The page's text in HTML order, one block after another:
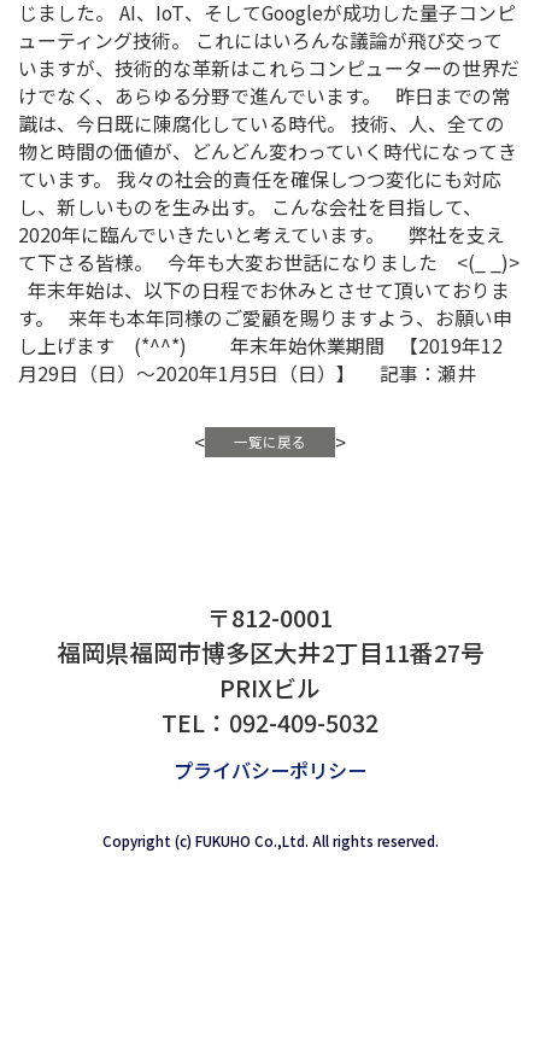
者の方が、今も不便な毎日を過ごされて
す。 私たちが被災者の方に直接出来るこ
が、会社を健全に運営し続けることもま
ることだと思っています。 災害に見舞わ
も早く元の暮らしに近付くことを願うば
た、平成から令和へ年号が変わり、新し
じました。 AI、IoT、そしてGoogleが成
ューティング技術。 これにはいろんな議
いますが、技術的な革新はこれらコンピ
けでなく、あらゆる分野で進んでいます
物と時間の価値が、どんどん変わってい
年末年始は、以下の日程でお休みとさせ
す。 来年も本年同様のご愛顧を賜ります
し上げます (*^^*) 年末年始休業期間
月29日（日）～2020年1月5日（日）】
< 一覧に戻る
福岡県福岡市博多区大井2丁目11番27号
PRIXビル